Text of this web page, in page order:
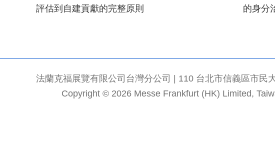
評估到自建貢獻的完整原則
的身分
法蘭克福展覽有限公司台灣分公司 | 110 台北市信義區市民
Copyright © 2026 Messe Frankfurt (HK) Limited,